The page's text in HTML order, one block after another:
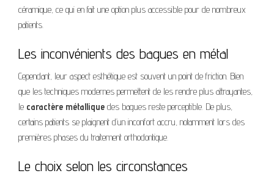
céramique, ce qui en fait une option plus accessible pour de nombreux
patients.
Les inconvénients des bagues en métal
Cependant, leur aspect esthétique est souvent un point de friction. Bien
que les techniques modernes permettent de les rendre plus attrayantes,
le caractère métallique des bagues reste perceptible. De plus,
certains patients se plaignent d’un inconfort accru, notamment lors des
premières phases du traitement orthodontique.
Le choix selon les circonstances